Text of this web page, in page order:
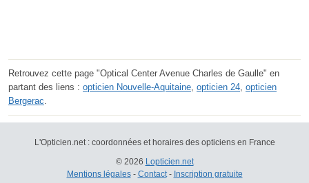
Retrouvez cette page "Optical Center Avenue Charles de Gaulle" en
partant des liens : opticien Nouvelle-Aquitaine, opticien 24, opticien
Bergerac.
L'Opticien.net : coordonnées et horaires des opticiens en France
© 2026 Lopticien.net
Mentions légales- Contact- Inscription gratuite